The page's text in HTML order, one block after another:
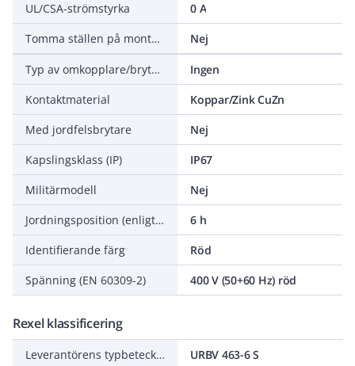
UL/CSA-strömstyrka
0 A
Tomma ställen på monteringsskena
Nej
Typ av omkopplare/brytare
Ingen
Kontaktmaterial
Koppar/Zink CuZn
Med jordfelsbrytare
Nej
Kapslingsklass (IP)
IP67
Militärmodell
Nej
Jordningsposition (enligt klockposition)
6 h
Identifierande färg
Röd
Spänning (EN 60309-2)
400 V (50+60 Hz) röd
Rexel klassificering
Leverantörens typbeteckning
URBV 463-6 S